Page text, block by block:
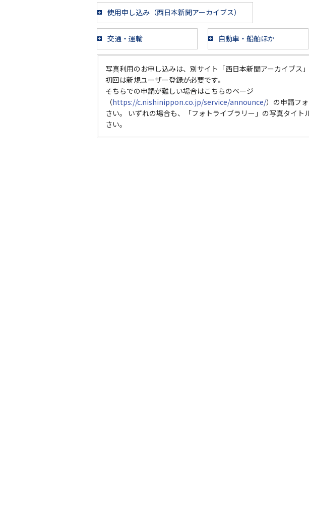
使用申し込み（西日本新聞アーカイブス）
交通・運輸 自動車・船舶ほか
写真利用のお申し込みは、別サイト「西日本新聞アーカイブス
初回は新規ユーザー登録が必要です。
そちらでの申請が難しい場合はこちらのページ
（https://c.nishinippon.co.jp/service/announce/）の申請フ
さい。 いずれの場合も、「フォトライブラリー」の写真タイト
さい。